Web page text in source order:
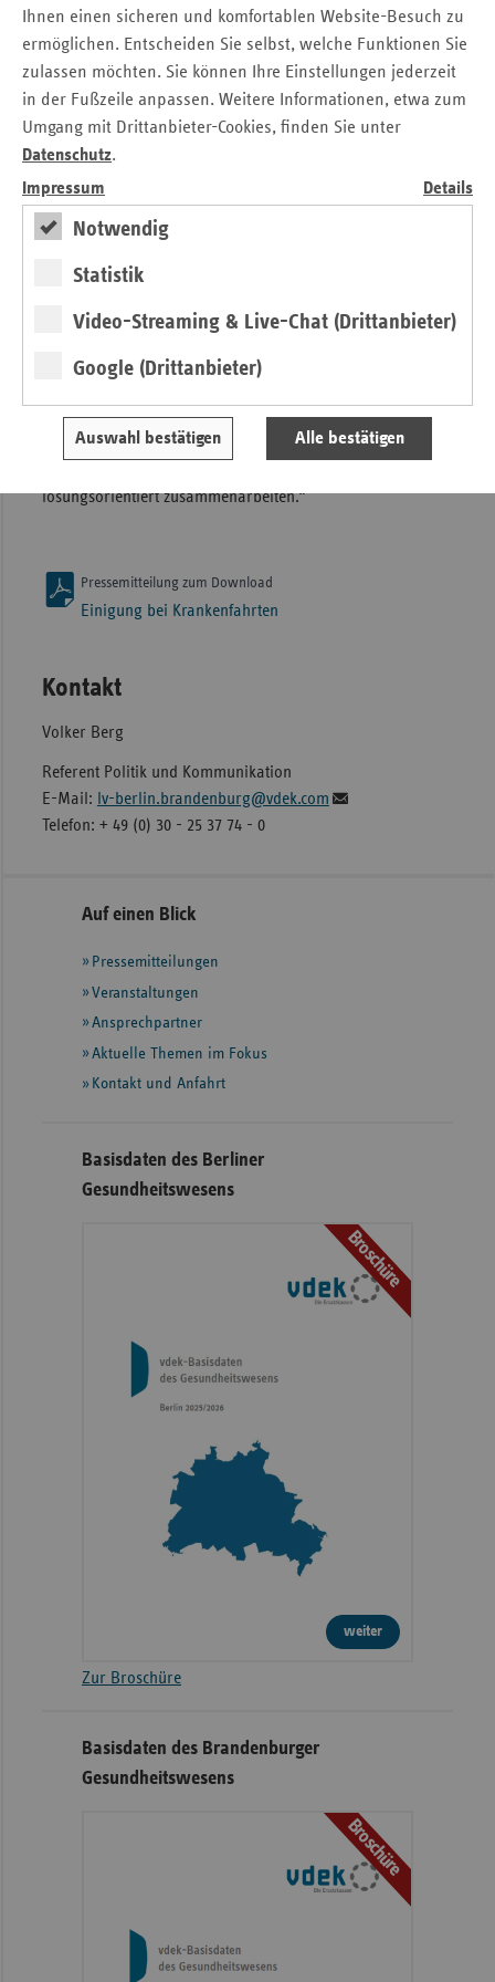
Ihnen einen sicheren und komfortablen Website-Besuch zu
ermöglichen. Entscheiden Sie selbst, welche Funktionen Sie
zulassen möchten. Sie können Ihre Einstellungen jederzeit
in der Fußzeile anpassen. Weitere Informationen, etwa zum
Umgang mit Drittanbieter-Cookies, finden Sie unter
Datenschutz.
Impressum
Details
Notwendig
Statistik
Video-Streaming & Live-Chat (Drittanbieter)
Google (Drittanbieter)
Auswahl bestätigen Alle bestätigen
Verhandlungsrunde aber sehr herausfordernd. Es waren
Menschen in Brandenburg belastet haben. Am Ende hat
auch das Gesundheitsministerium mitgeholfen, dass wir zu
einem Verhandlungsabschluss gekommen sind. Eine solche
Drucksituation sollte sich nicht wiederholen, weshalb wir
diesmal rechtzeitig die Gespräche für das Jahr 2027
fortführen müssen.“
Rebecca Zeljar, Leiterin der vdek-Landesvertretung
wir eine verlässliche Grundlage für eine bedarfsgerechte
Versorgung mit Krankenfahrten in Brandenburg und
werden zugleich unserer Verantwortung für einen
wirtschaftlichen Umgang mit den Beitragsmitteln der
die Selbstverwaltung handlungsfähig ist und auch bei
komplexen Fragestellungen tragfähige Lösungen
lösungsorientiert zusammenarbeiten.“
Pressemitteilung zum Download
Einigung bei Krankenfahrten
Kontakt
Volker Berg
Referent Politik und Kommunikation
E-Mail: lv-berlin.brandenburg@vdek.com
Telefon: + 49 (0) 30 - 25 37 74 - 0
Seitennavigation
Seitenleiste
weiteren
Informationen
Auf einen Blick
Pressemitteilungen
Veranstaltungen
Ansprechpartner
Aktuelle Themen im Fokus
Kontakt und Anfahrt
Basisdaten des Berliner
Gesundheitswesens
Broschüre
weiter
Zur Broschüre
Basisdaten des Brandenburger
Gesundheitswesens
Broschüre